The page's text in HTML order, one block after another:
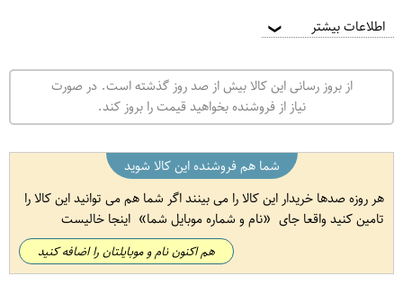
اطلاعات بیشتر ❯
از بروز رسانی این کالا بیش از صد روز گذشته است. در صورت
نیاز از فروشنده بخواهید قیمت را بروز کند.
شما هم فروشنده این کالا شوید
هر روزه صدها خریدار این کالا را می بینند اگر شما هم می توانید این کالا را
تامین کنید واقعا جای
نام و شماره موبایل شما اینجا خالیست
هم اکنون نام و موبایلتان را اضافه کنید